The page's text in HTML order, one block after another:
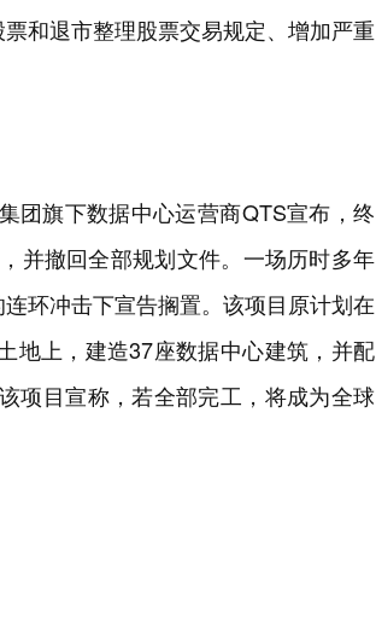
和退市整理股票交易规定、增加严重
团旗下数据中心运营商QTS宣布，终
并撤回全部规划文件。一场历时多年
环冲击下宣告搁置。该项目原计划在
地上，建造37座数据中心建筑，并配
项目宣称，若全部完工，将成为全球